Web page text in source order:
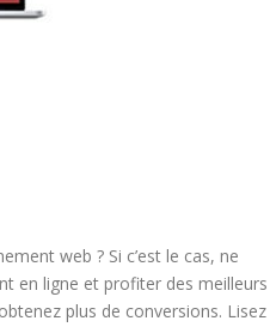
web ? Si c’est le cas, ne
en ligne et profiter des meilleurs
plus de conversions. Lisez